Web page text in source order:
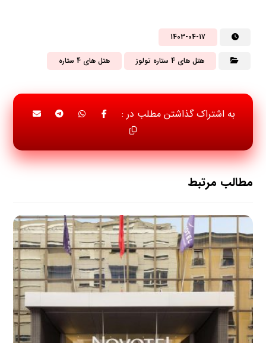
1403-04-17
هتل های 4 ستاره تولوز هتل های 4 ستاره
مطالب مرتبط